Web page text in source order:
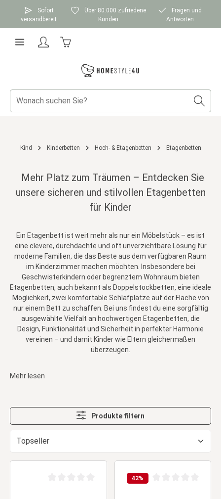
Zum Hauptinhalt springen
Sofort
versandbereit
Über 80.000 zufriedene
Kunden
Fragen und
Antworten
Kind Kinderbetten Hoch- & Etagenbetten Etagenbetten
Mehr Platz zum Träumen – Entdecken Sie
unsere sicheren und stilvollen Etagenbetten
für Kinder
Ein Etagenbett ist weit mehr als nur ein Möbelstück – es ist
eine clevere, durchdachte und oft unverzichtbare Lösung für
moderne Familien, die das Beste aus dem verfügbaren Raum
im Kinderzimmer machen möchten. Insbesondere bei
Geschwisterkindern oder begrenztem Wohnraum bieten
Etagenbetten, auch bekannt als Doppelstockbetten, eine ideale
Möglichkeit, zwei komfortable Schlafplätze auf der Fläche von
nur einem Bett zu schaffen. Bei uns findest du eine sorgfältig
ausgewählte Vielfalt an hochwertigen Etagenbetten, die
Design, Funktionalität und Sicherheit in perfekter Harmonie
vereinen – und damit Kinder wie Eltern gleichermaßen
überzeugen.
Mehr lesen
Produkte filtern
42%